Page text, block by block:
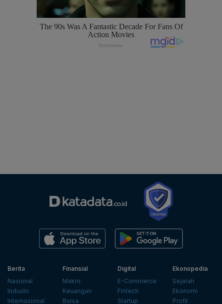
Berita
Nasional
Industri
Internasional
Finansial
Makro
Keuangan
Bursa
Digital
E-Commerce
Fintech
Startup
Ekonopedia
Sejarah
Ekonomi
Profil